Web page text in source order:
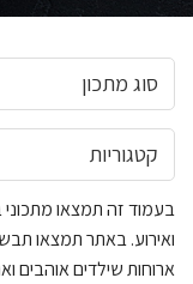
בעמוד זה תמצאו מתכוני
ואירוע. באתר תמצאו
ארוחות שילדים אוהבים